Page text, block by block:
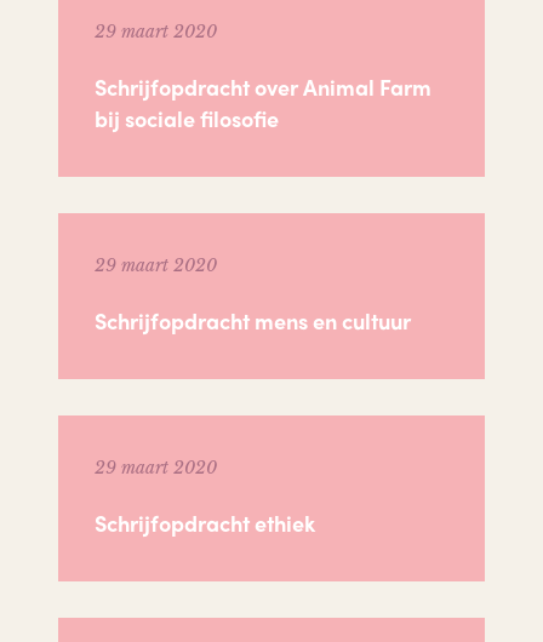
29 maart 2020
Schrijfopdracht over Animal Farm
bij sociale filosofie
29 maart 2020
Schrijfopdracht mens en cultuur
29 maart 2020
Schrijfopdracht ethiek